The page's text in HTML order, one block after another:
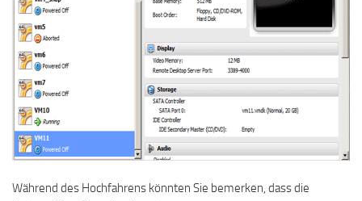
Während des Hochfahrens könnten Sie bemerken, dass die